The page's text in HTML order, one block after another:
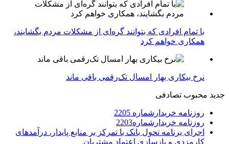
با تمام افرادی که بتوانند گره‌ای از مشکلات مردم بگشایند،
همکاری خواهم کرد
نرخ بیکاری بهار امسال تک‌رقمی باقی ماند
جدید محبوب تصادفی
روزنامه خریدارشماره 2205
روزنامه خریدارشماره2203
اجرای برنامه تحول بانک با تمرکز بر منابع پایدار، درآمدهای
کارمزدی و بازسازی اعتماد مشتریان